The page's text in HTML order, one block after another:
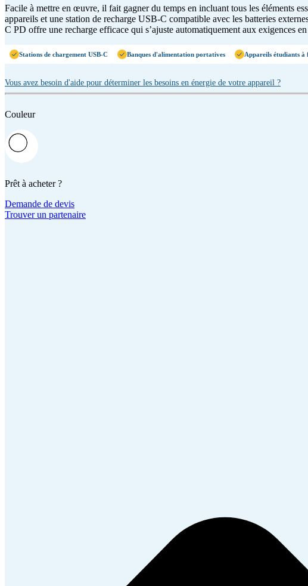
Facile à mettre en œuvre, il fait gagner du temps en incluant tous les éléments
appareils et une station de recharge USB-C compatible avec les batteries
C PD offre une recharge efficace qui s’ajuste automatiquement aux exigences
Stations de chargement USB-C Banques d'alimentation portatives Appareils étudiants à
Vous avez besoin d'aide pour déterminer les besoins en énergie de votre appareil ?
Couleur
Prêt à acheter ?
Demande de devis
Trouver un partenaire